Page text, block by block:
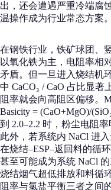
出，还会遭遇严重冷端腐
温操作成为行业常态方案。
在钢铁行业，铁矿球团、
以氧化铁为主，电阻率相
矛盾。但一旦进入烧结机
中 CaCO₃ / CaO 占比显
阻率就会向高阻区偏移。
Basicity = (CaO+MgO)/
到 2.0–2.2 时，粉尘电阻
此外，若系统内 NaCl 进
在烧结–ESP–返回料的循
甚至可能成为系统 NaCl
烧结烟气超低排放和料循
阻率与氯盐平衡三者之间